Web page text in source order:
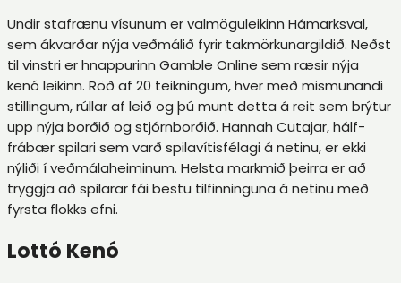
Undir stafrænu vísunum er valmöguleikinn Hámarksval,
sem ákvarðar nýja veðmálið fyrir takmörkunargildið. Neðst
til vinstri er hnappurinn Gamble Online sem ræsir nýja
kenó leikinn. Röð af 20 teikningum, hver með mismunandi
stillingum, rúllar af leið og þú munt detta á reit sem brýtur
upp nýja borðið og stjórnborðið. Hannah Cutajar, hálf-
frábær spilari sem varð spilavítisfélagi á netinu, er ekki
nýliði í veðmálaheiminum. Helsta markmið þeirra er að
tryggja að spilarar fái bestu tilfinninguna á netinu með
fyrsta flokks efni.
Lottó Kenó